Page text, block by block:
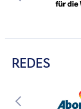
REDES